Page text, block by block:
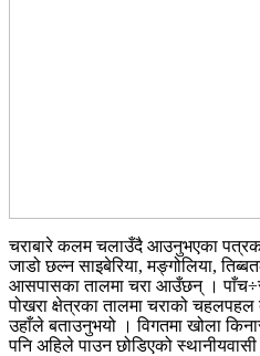
चराबारे कलम चलाउँदै आउनुभएका
जाडो छल्न साइबेरिया, मङ्गोलिया,
आसपासका तालमा चरा आउँछन् ।
पोखरा क्षेत्रका तालमा चराको
उहाँले बताउनुभयो । विगतमा खोला
पनि अहिले पाउन छोडिएको